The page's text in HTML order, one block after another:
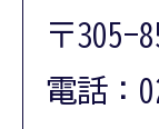
〒305-
電話：